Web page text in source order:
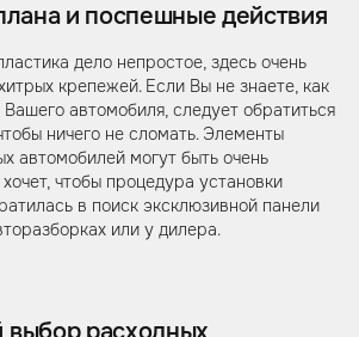
и поспешные действия
дело непростое, здесь очень
крепежей. Если Вы не знаете, как
автомобиля, следует обратиться
ничего не сломать. Элементы
автомобилей могут быть очень
чтобы процедура установки
в поиск эксклюзивной панели
или у дилера.